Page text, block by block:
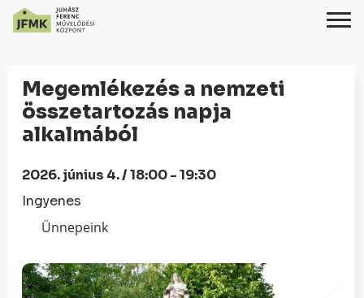
Content
navigációhoz
Megemlékezés a nemzeti
összetartozás napja
alkalmából
2026. június 4. / 18:00 - 19:30
Ingyenes
Ünnepeink